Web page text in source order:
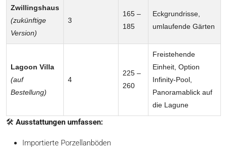
Zwillingshaus
(zukünftige
Version)
3
165 –
185
Eckgrundrisse,
umlaufende Gärten
Lagoon Villa
(auf
Bestellung)
4
225 –
260
Freistehende
Einheit, Option
Infinity-Pool,
Panoramablick auf
die Lagune
🛠️ Ausstattungen umfassen:
Importierte Porzellanböden